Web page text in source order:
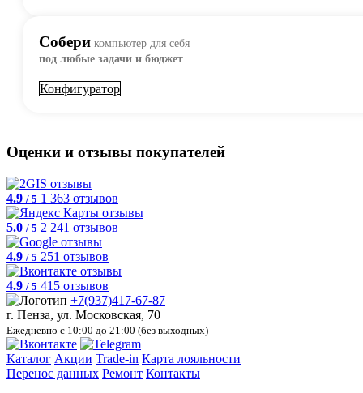
Собери компьютер для себя
под любые задачи и бюджет
Конфигуратор
Оценки и отзывы покупателей
4.9 / 5 1 363 отзывов
5.0 / 5 2 241 отзывов
4.9 / 5 251 отзывов
4.9 / 5 415 отзывов
+7(937)417-67-87
г. Пенза, ул. Московская, 70
Ежедневно с 10:00 до 21:00 (без выходных)
Каталог Акции Trade-in Карта лояльности
Перенос данных Ремонт Контакты